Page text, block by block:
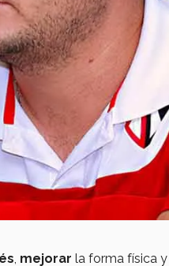
, mejorar la forma física y